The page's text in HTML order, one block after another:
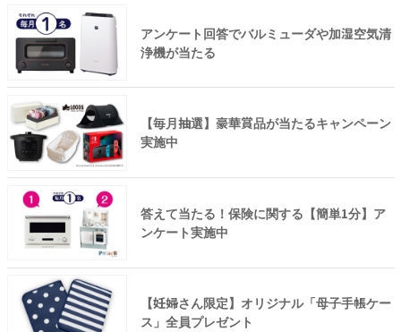
アンケート回答でバルミューダや加湿空気清
浄機が当たる
【毎月抽選】豪華賞品が当たるキャンペーン
実施中
答えて当たる！保険に関する【簡単1分】ア
ンケート実施中
【妊婦さん限定】オリジナル「母子手帳ケー
ス」全員プレゼント